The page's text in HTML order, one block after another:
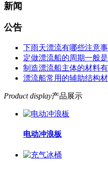
新闻
公告
下雨天漂流有哪些注意事
定做漂流船的周期一般
制造漂流船主体的材料
漂流船常用的辅助结构
Product display产品展示
电动冲浪板